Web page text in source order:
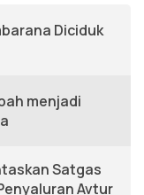
Diciduk
menjadi
Satgas
Avtur